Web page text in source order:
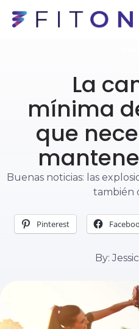
La
mínima
que
Buenas noticias: las
también
Pinterest
By: